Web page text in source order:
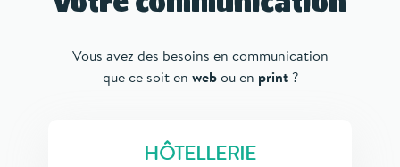
Vous avez des besoins en communication
que ce soit en webou en print?
HÔTELLERIE